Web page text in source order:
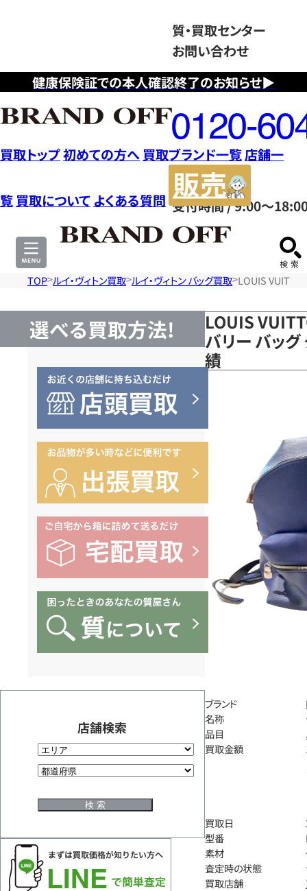
健康保険証での本人確認終了のお知らせ▶
質・買取センター
お問い合わせ
フ
リ
ー
ダ
イ
ヤ
ル
0120604117
受付時間 / 9:00～
買取トップ初めての方へ 買取ブランド一覧店舗一
覧 買取について よくある質問
サ
TOP ルイ・ヴィトン買取 ルイ・ヴィトン バッグ買取 LOUIS
選べる買取方法!
店舗検索
LOUIS
バリー バッ
績
ブランド
名称
品目
買取金額
買取日
型番
素材
査定時の状態
買取店舗